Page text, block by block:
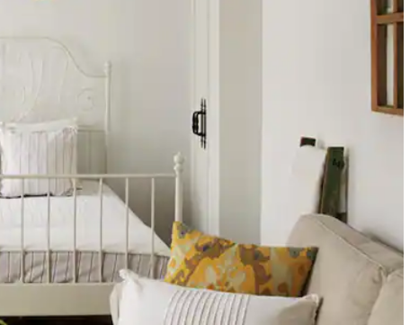
面をタッチまたはスワイプして検索結果を確認することができます。